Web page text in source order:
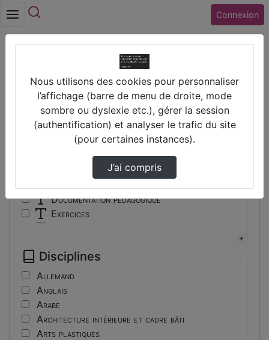
Connexion
Vidéos
Filtres
Types
Autre
Conférence
Documentation pédagogique
Exercices
Travaux d'élèves/étudiants
Tutoriel
Disciplines
Allemand
Anglais
Arabe
Architecture intérieure et cadre bâti
Arts plastiques
Nous utilisons des cookies pour personnaliser
l’affichage (barre de menu de droite, mode
sombre ou dyslexie etc.), gérer la session
(authentification) et analyser le trafic du site
(pour certaines instances).
J’ai compris